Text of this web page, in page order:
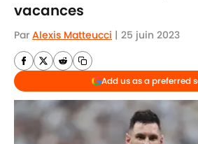
vacances
Par Alexis Matteucci | 25 juin 2023
Add us as a preferred